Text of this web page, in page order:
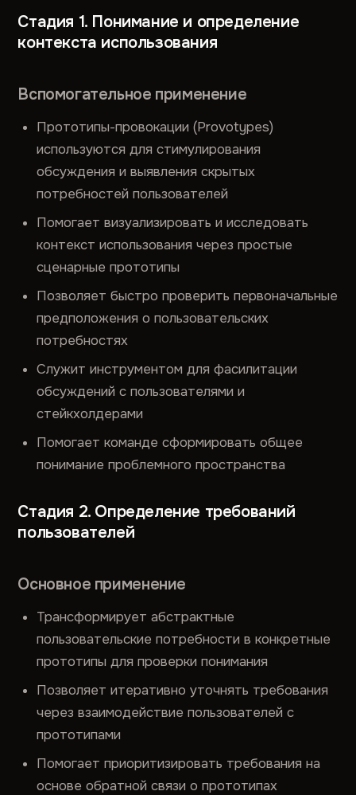
Стадия 1. Понимание и определение
контекста использования
Вспомогательное применение
Прототипы-провокации (Provotypes)
используются для стимулирования
обсуждения и выявления скрытых
потребностей пользователей
Помогает визуализировать и исследовать
контекст использования через простые
сценарные прототипы
Позволяет быстро проверить первоначальные
предположения о пользовательских
потребностях
Служит инструментом для фасилитации
обсуждений с пользователями и
стейкхолдерами
Помогает команде сформировать общее
понимание проблемного пространства
Стадия 2. Определение требований
пользователей
Основное применение
Трансформирует абстрактные
пользовательские потребности в конкретные
прототипы для проверки понимания
Позволяет итеративно уточнять требования
через взаимодействие пользователей с
прототипами
Помогает приоритизировать требования на
основе обратной связи о прототипах